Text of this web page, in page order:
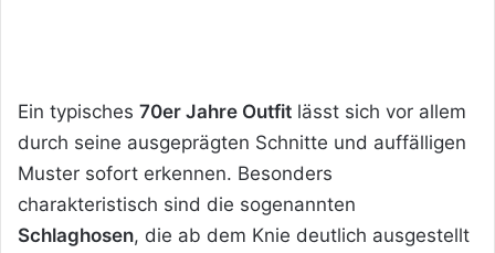
Ein typisches 70er Jahre Outfit lässt sich vor allem
durch seine ausgeprägten Schnitte und auffälligen
Muster sofort erkennen. Besonders
charakteristisch sind die sogenannten
Schlaghosen, die ab dem Knie deutlich ausgestellt